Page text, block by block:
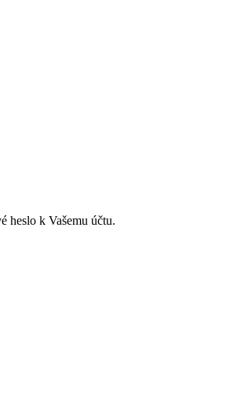
heslo k Vašemu účtu.